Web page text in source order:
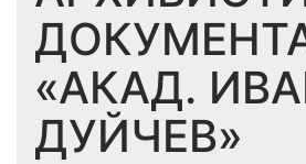
«АКАД.
ДУЙЧЕВ»